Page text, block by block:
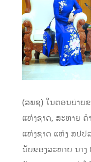
(ສພຊ) ໃນຕອນບ່າຍ
ແຫ່ງຊາດ, ສະຫາຍ ຄໍ
ແຫ່ງຊາດ ແຫ່ງ ສປປ
ນັບຂອງສະຫາຍ ນາງ